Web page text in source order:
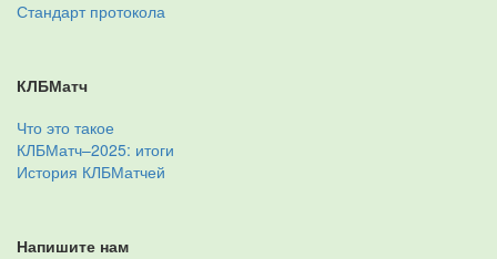
Стандарт протокола
КЛБМатч
Что это такое
КЛБМатч–2025: итоги
История КЛБМатчей
Напишите нам